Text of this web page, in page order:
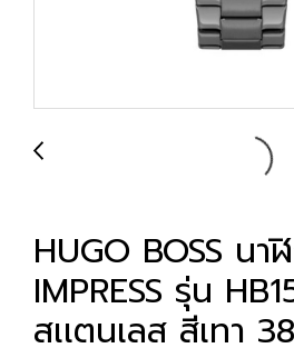
HUGO BOSS น
IMPRESS รุ่น
สเเตนเลส สีเทา